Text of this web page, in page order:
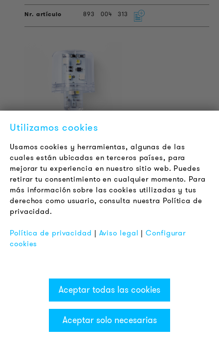
Categorías & Filter
893 004 313
LLL
Indicador LED luz
naranja
12 V AC/DC
15 g
Utilizamos cookies
Usamos cookies y herramientas, algunas de las
cuales están ubicadas en terceros países, para
mejorar tu experiencia en nuestro sitio web. Puedes
retirar tu consentimiento en cualquier momento. Para
más información sobre las cookies utilizadas y tus
derechos como usuario, consulta nuestra Política de
privacidad.
Política de privacidad | Aviso legal |Configurar
cookies
Aceptar todas las cookies
Aceptar solo necesarias